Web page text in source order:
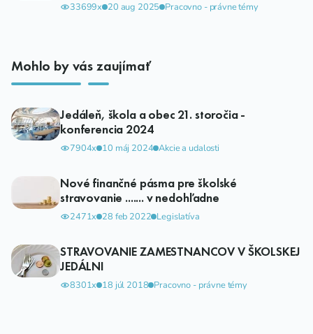
33699x 20 aug 2025 Pracovno - právne témy
Mohlo by vás zaujímať
Jedáleň, škola a obec 21. storočia -
konferencia 2024
7904x 10 máj 2024 Akcie a udalosti
Nové finančné pásma pre školské
stravovanie ....... v nedohľadne
2471x 28 feb 2022 Legislatíva
STRAVOVANIE ZAMESTNANCOV V ŠKOLSKEJ
JEDÁLNI
8301x 18 júl 2018 Pracovno - právne témy